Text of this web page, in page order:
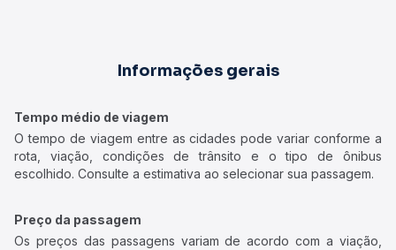
Informações gerais
Tempo médio de viagem
O tempo de viagem entre as cidades pode variar conforme a
rota, viação, condições de trânsito e o tipo de ônibus
escolhido. Consulte a estimativa ao selecionar sua passagem.
Preço da passagem
Os preços das passagens variam de acordo com a viação,